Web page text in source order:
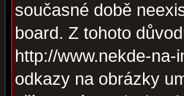
současné době
board. Z tohoto
http://www.nekde-
odkazy na obrázky